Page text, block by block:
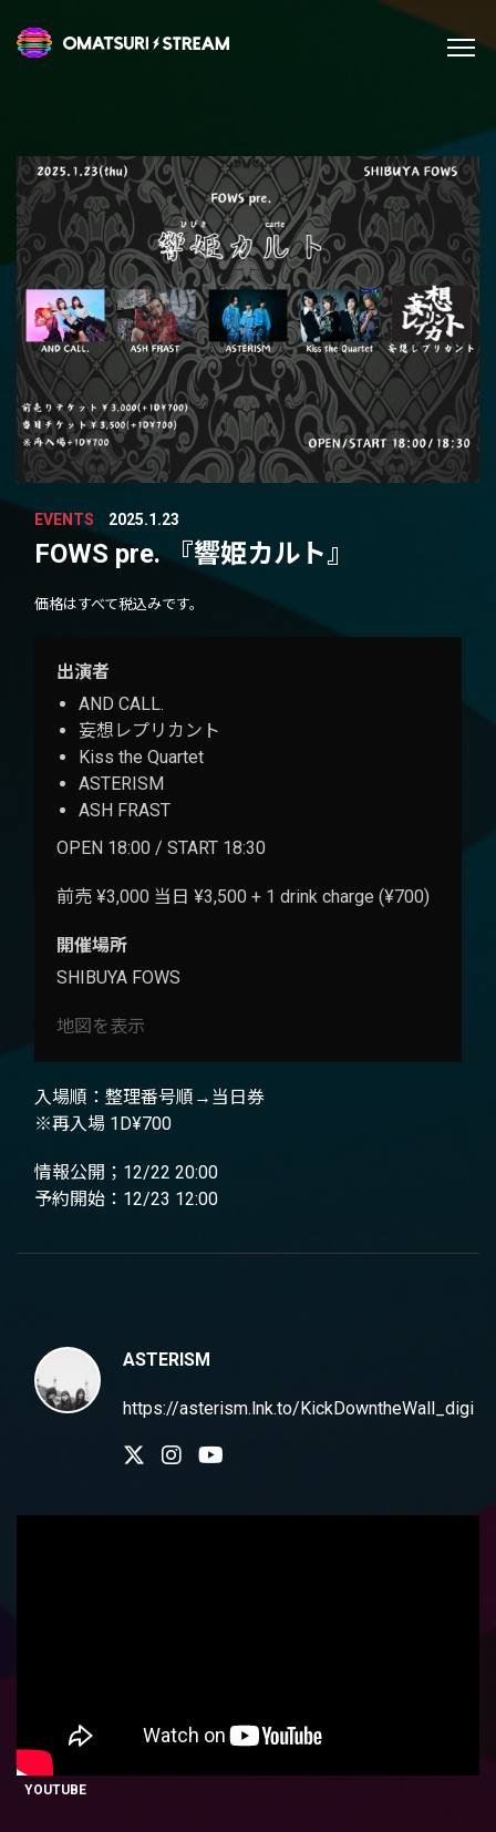
EVENTS 2025.1.23
FOWS pre. 『響姫カルト』
価格はすべて税込みです。
出演者
AND CALL.
妄想レプリカント
Kiss the Quartet
ASTERISM
ASH FRAST
OPEN 18:00 / START 18:30
前売 ¥3,000 当日 ¥3,500 + 1 drink charge (¥700)
開催場所
SHIBUYA FOWS
地図を表示
入場順：整理番号順→当日券
※再入場 1D¥700
情報公開；12/22 20:00
予約開始：12/23 12:00
ASTERISM
https://asterism.lnk.to/KickDowntheWall_digi
YOUTUBE